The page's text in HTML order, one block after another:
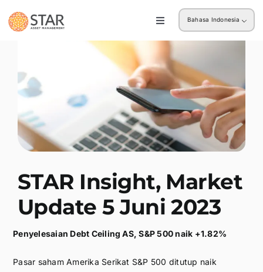
to
Toggle
Institusi
Bahasa Indonesia
STAR Insight, Market
Update 5 Juni 2023
Penyelesaian Debt Ceiling AS, S&P 500 naik +1.82%
Pasar saham Amerika Serikat S&P 500 ditutup naik